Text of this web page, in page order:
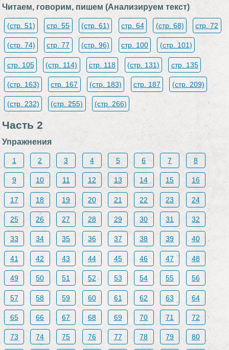
Читаем, говорим, пишем (Анализируем текст)
(стр. 51) стр. 55 (стр. 61) стр. 64 (стр. 68) стр. 72
(стр. 74) стр. 77 (стр. 96) стр. 100 (стр. 101)
стр. 105 (стр. 114) стр. 118 (стр. 131) стр. 135
(стр. 163) стр. 167 (стр. 183) стр. 187 (стр. 209)
(стр. 232) (стр. 255) (стр. 266)
Часть 2
Упражнения
1 2 3 4 5 6 7 8
9 10 11 12 13 14 15 16
17 18 19 20 21 22 23 24
25 26 27 28 29 30 31 32
33 34 35 36 37 38 39 40
41 42 43 44 45 46 47 48
49 50 51 52 53 54 55 56
57 58 59 60 61 62 63 64
65 66 67 68 69 70 71 72
73 74 75 76 77 78 79 80